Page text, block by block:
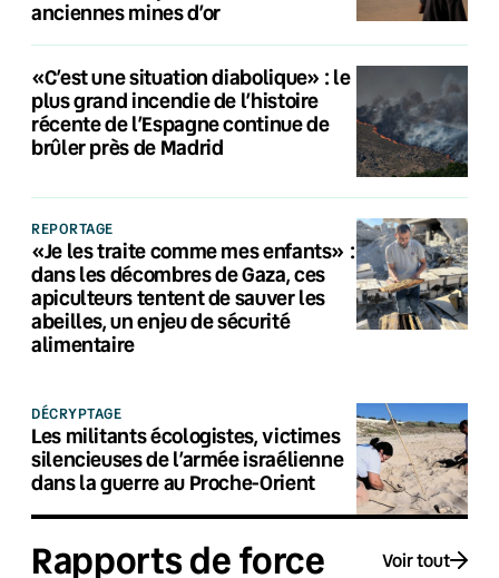
anciennes mines d’or
«C’est une situation diabolique» : le
plus grand incendie de l’histoire
récente de l’Espagne continue de
brûler près de Madrid
REPORTAGE
«Je les traite comme mes enfants» :
dans les décombres de Gaza, ces
apiculteurs tentent de sauver les
abeilles, un enjeu de sécurité
alimentaire
DÉCRYPTAGE
Les militants écologistes, victimes
silencieuses de l’armée israélienne
dans la guerre au Proche-Orient
Rapports de force Voir tout